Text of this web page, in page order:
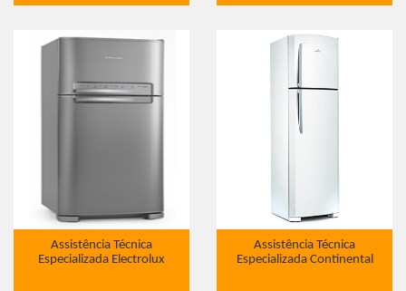
Assistência Técnica
Especializada Electrolux
Assistência Técnica
Especializada Continental